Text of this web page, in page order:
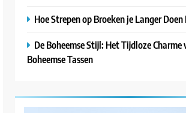
Hoe Strepen op Broeken je Langer
De Boheemse Stijl: Het Tijdloze Charme
Boheemse Tassen